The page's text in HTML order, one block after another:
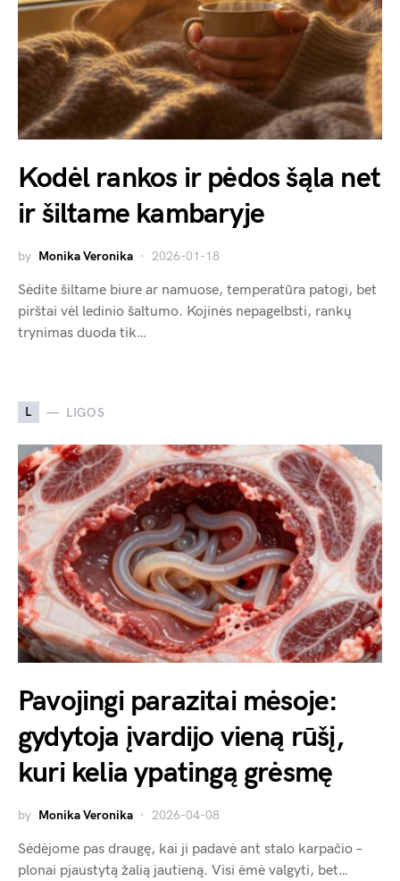
Kodėl rankos ir pėdos šąla net
ir šiltame kambaryje
by Monika Veronika 2026-01-18
Sėdite šiltame biure ar namuose, temperatūra patogi, bet
pirštai vėl ledinio šaltumo. Kojinės nepagelbsti, rankų
trynimas duoda tik…
L LIGOS
Pavojingi parazitai mėsoje:
gydytoja įvardijo vieną rūšį,
kuri kelia ypatingą grėsmę
by Monika Veronika 2026-04-08
Sėdėjome pas draugę, kai ji padavė ant stalo karpačio –
plonai pjaustytą žalią jautieną. Visi ėmė valgyti, bet…